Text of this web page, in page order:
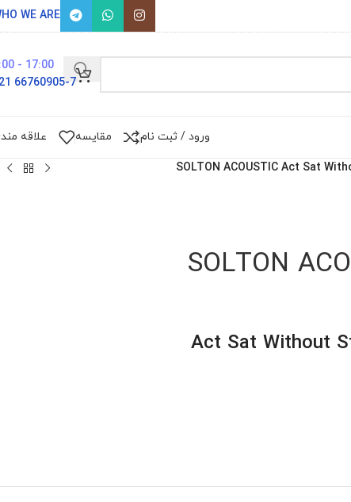
WE ARE
17:00 - 9:00
66760905-7 021
ورود / ثبت نام مقایسه علاقه
SOLTON ACOUSTIC Act Sat
SOLTON